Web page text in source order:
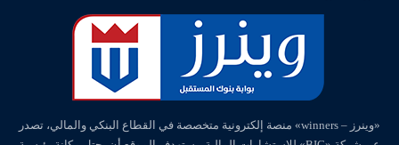
«وينرز – winners» منصة إلكترونية متخصصة في القطاع البنكي والمالي، تصدر